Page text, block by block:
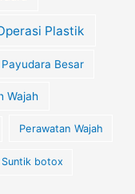
Plastik
Payudara Besar
Wajah
Perawatan Wajah
Suntik botox